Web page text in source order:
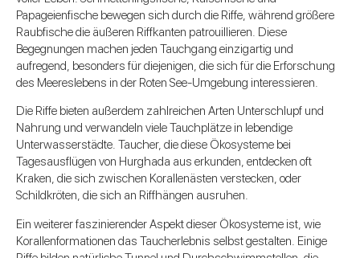
Papageienfische bewegen sich durch die Riffe, während größere
Raubfische die äußeren Riffkanten patrouillieren. Diese
Begegnungen machen jeden Tauchgang einzigartig und
aufregend, besonders für diejenigen, die sich für die Erforschung
des Meereslebens in der Roten See-Umgebung interessieren.
Die Riffe bieten außerdem zahlreichen Arten Unterschlupf und
Nahrung und verwandeln viele Tauchplätze in lebendige
Unterwasserstädte. Taucher, die diese Ökosysteme bei
Tagesausflügen von Hurghada aus erkunden, entdecken oft
Kraken, die sich zwischen Korallenästen verstecken, oder
Schildkröten, die sich an Riffhängen ausruhen.
Ein weiterer faszinierender Aspekt dieser Ökosysteme ist, wie
Korallenformationen das Taucherlebnis selbst gestalten. Einige